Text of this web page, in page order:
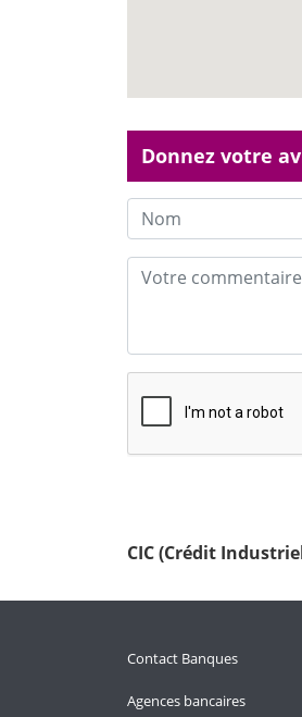
Donnez votre
CIC (Crédit
Contact Banques
Agences bancaires